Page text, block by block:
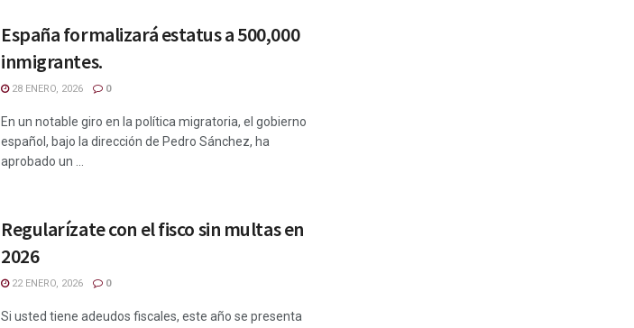
España formalizará estatus a 500,000
inmigrantes.
28 ENERO, 2026 0
En un notable giro en la política migratoria, el gobierno
español, bajo la dirección de Pedro Sánchez, ha
aprobado un ...
Regularízate con el fisco sin multas en
2026
22 ENERO, 2026 0
Si usted tiene adeudos fiscales, este año se presenta